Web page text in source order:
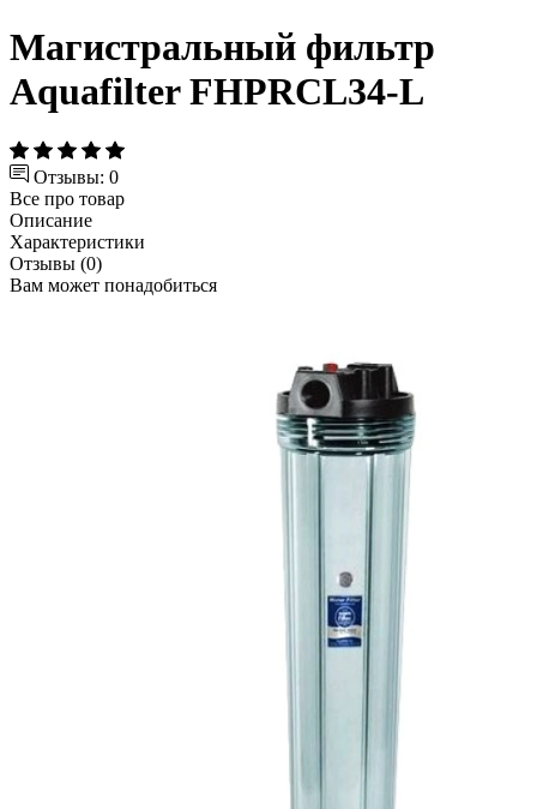
Магистральный фильтр
Aquafilter FHPRCL34-L
Отзывы: 0
Все про товар
Описание
Характеристики
Отзывы (0)
Вам может понадобиться